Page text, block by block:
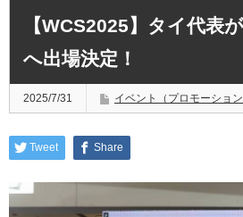
【WCS2025】タイ代表
へ出場決定！
2025/7/31 イベント（プロモーション
Tweet Share